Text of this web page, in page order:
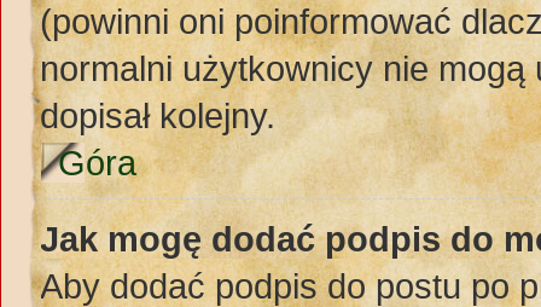
(powinni oni poinformować
normalni użytkownicy nie
dopisał kolejny.
Góra
Jak mogę dodać podpis do
Aby dodać podpis do postu po